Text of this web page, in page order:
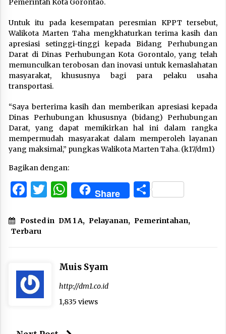
Pemerintah Kota Gorontao.
Untuk itu pada kesempatan peresmian KPPT tersebut,
Walikota Marten Taha mengkhaturkan terima kasih dan
apresiasi setinggi-tinggi kepada Bidang Perhubungan
Darat di Dinas Perhubungan Kota Gorontalo, yang telah
memunculkan terobosan dan inovasi untuk kemaslahatan
masyarakat, khususnya bagi para pelaku usaha
transportasi.
“Saya berterima kasih dan memberikan apresiasi kepada
Dinas Perhubungan khususnya (bidang) Perhubungan
Darat, yang dapat memikirkan hal ini dalam rangka
mempermudah masyarakat dalam memperoleh layanan
yang maksimal,” pungkas Walikota Marten Taha. (k17/dm1)
Bagikan dengan:
Facebook
Twitter
WhatsApp
Share Share
Posted in DM 1 A, Pelayanan, Pemerintahan,
Terbaru
Muis Syam
http://dm1.co.id
1,835 views